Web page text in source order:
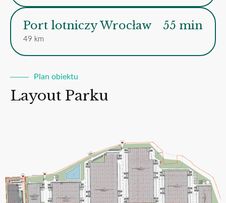
Port lotniczy Wrocław
49 km
55 min
Plan obiektu
Layout Parku